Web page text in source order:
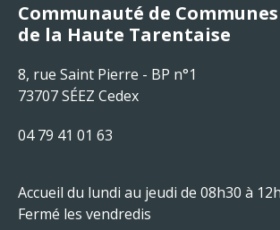
Communauté de Communes
de la Haute Tarentaise
8, rue Saint Pierre - BP n°1
73707 SÉEZ Cedex
04 79 41 01 63
Accueil du lundi au jeudi de 08h30 à
Fermé les vendredis